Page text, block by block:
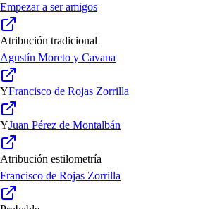
Empezar a ser amigos
Atribución tradicional
Agustín Moreto y Cavana
YFrancisco de Rojas Zorrilla
YJuan Pérez de Montalbán
Atribución estilometría
Francisco de Rojas Zorrilla